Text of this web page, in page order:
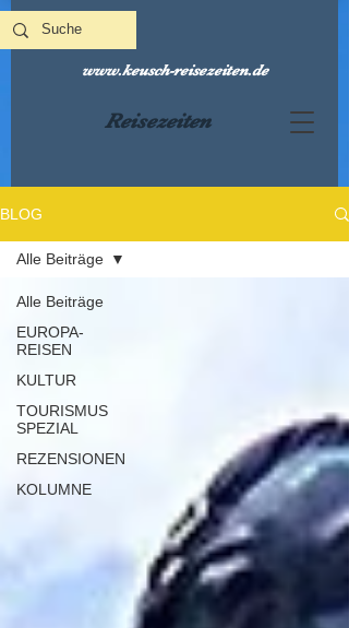
Reisezeiten
www.keusch-reisezeiten.de
BLOG
Alle Beiträge
EUROPA-
REISEN
KULTUR
TOURISMUS
SPEZIAL
REZENSIONEN
KOLUMNE
Alle Beiträge